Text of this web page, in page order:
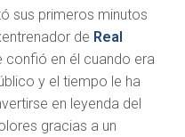
sus primeros minutos
de Real
confió en él cuando era
y el tiempo le ha
en leyenda del
gracias a un